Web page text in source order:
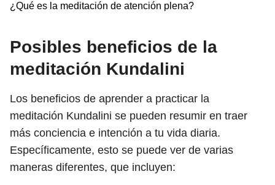
¿Qué es la meditación de atención plena?
Posibles beneficios de la
meditación Kundalini
Los beneficios de aprender a practicar la
meditación Kundalini se pueden resumir en traer
más conciencia e intención a tu vida diaria.
Específicamente, esto se puede ver de varias
maneras diferentes, que incluyen: